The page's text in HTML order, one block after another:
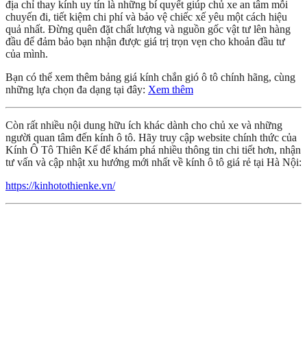
địa chỉ thay kính uy tín là những bí quyết giúp chủ xe an tâm mỗi
chuyến đi, tiết kiệm chi phí và bảo vệ chiếc xế yêu một cách hiệu
quả nhất. Đừng quên đặt chất lượng và nguồn gốc vật tư lên hàng
đầu để đảm bảo bạn nhận được giá trị trọn vẹn cho khoản đầu tư
của mình.
Bạn có thể xem thêm bảng giá kính chắn gió ô tô chính hãng, cùng
những lựa chọn đa dạng tại đây: Xem thêm
Còn rất nhiều nội dung hữu ích khác dành cho chủ xe và những
người quan tâm đến kính ô tô. Hãy truy cập website chính thức của
Kính Ô Tô Thiên Kế để khám phá nhiều thông tin chi tiết hơn, nhận
tư vấn và cập nhật xu hướng mới nhất về kính ô tô giá rẻ tại Hà Nội:
https://kinhotothienke.vn/